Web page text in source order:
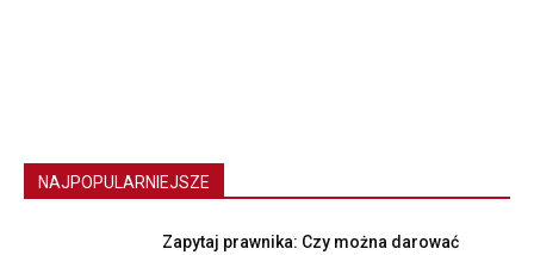
NAJPOPULARNIEJSZE
Zapytaj prawnika: Czy można darować